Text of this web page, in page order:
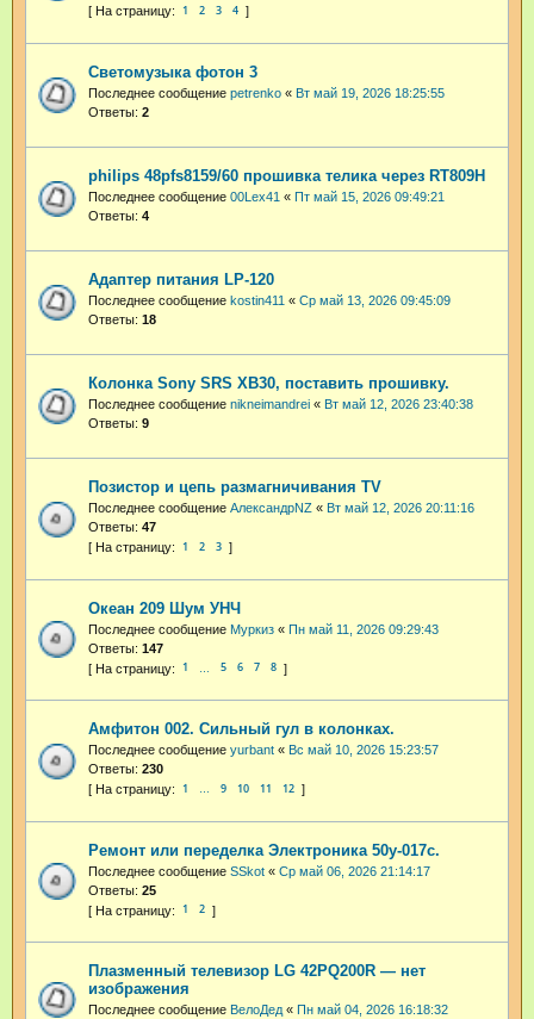
1 2 3 4
Светомузыка фотон 3
Последнее сообщение petrenko « Вт май 19, 2026 18:25:55
Ответы: 2
philips 48pfs8159/60 прошивка телика через RT809H
Последнее сообщение 00Lex41 « Пт май 15, 2026 09:49:21
Ответы: 4
Адаптер питания LP-120
Последнее сообщение kostin411 « Ср май 13, 2026 09:45:09
Ответы: 18
Колонка Sony SRS XB30, поставить прошивку.
Последнее сообщение nikneimandrei « Вт май 12, 2026 23:40:38
Ответы: 9
Позистор и цепь размагничивания TV
Последнее сообщение АлександрNZ « Вт май 12, 2026 20:11:16
Ответы: 47
1 2 3
Океан 209 Шум УНЧ
Последнее сообщение Муркиз « Пн май 11, 2026 09:29:43
Ответы: 147
1 5 6 7 8
Амфитон 002. Сильный гул в колонках.
Последнее сообщение yurbant « Вс май 10, 2026 15:23:57
Ответы: 230
1 … 9 10 11 12
Ремонт или переделка Электроника 50у-017с.
Последнее сообщение SSkot « Ср май 06, 2026 21:14:17
Ответы: 25
1 2
Плазменный телевизор LG 42PQ200R — нет
изображения
Последнее сообщение ВелоДед« Пн май 04, 2026 16:18:32